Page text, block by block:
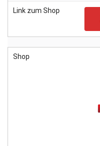
Link zum Shop
Shop